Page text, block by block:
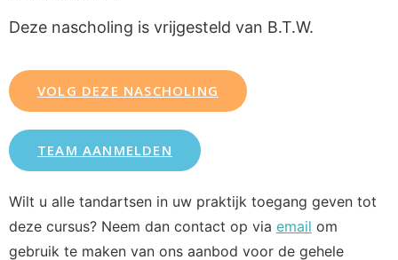
Deze nascholing is vrijgesteld van B.T.W.
VOLG DEZE NASCHOLING
TEAM AANMELDEN
Wilt u alle tandartsen in uw praktijk toegang geven tot
deze cursus? Neem dan contact op via email om
gebruik te maken van ons aanbod voor de gehele